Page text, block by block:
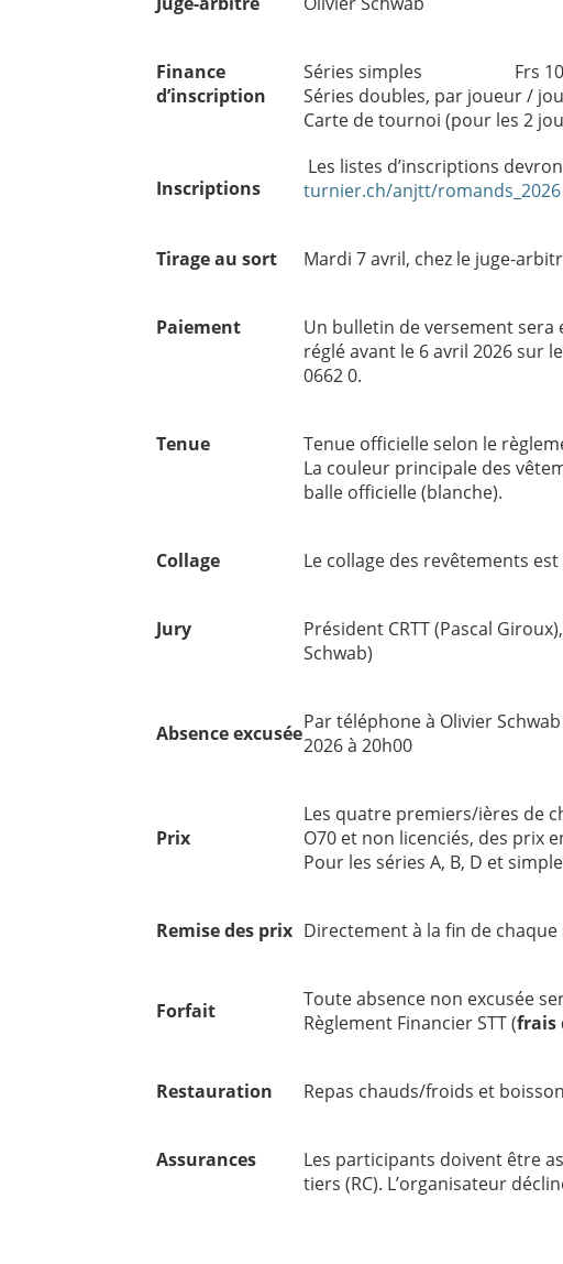
Finance
d’inscription
Inscriptions
Séries simples Frs
Séries doubles, par
Carte de tournoi
Les listes d’inscriptions
turnier.ch/anjtt/romands_2026
Tirage au sort Mardi 7 avril, chez le juge-
Paiement
Un bulletin de versement
réglé avant le 6 avril 2026 sur
0662 0.
Tenue
Tenue officielle selon le
La couleur principale des
balle officielle (blanche).
Collage Le collage des revêtements
Jury
Président CRTT (Pascal
Schwab)
Absence excuséePar téléphone à Olivier
2026 à 20h00
Prix
Les quatre premiers/ières de
O70 et non licenciés, des prix
Pour les séries A, B, D et
Remise des prix Directement à la fin de chaque
Forfait
Toute absence non excusée
Règlement Financier STT (frais
Restauration Repas chauds/froids et
Assurances
Les participants doivent être
tiers (RC). L’organisateur